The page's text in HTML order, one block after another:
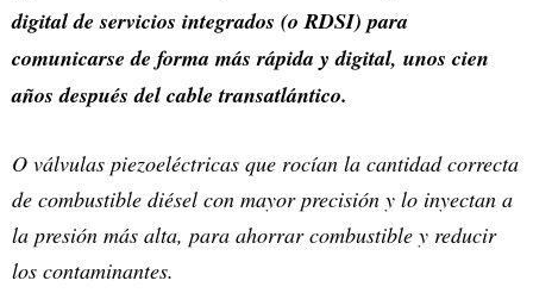
digital de servicios integrados (o RDSI) para
comunicarse de forma más rápida y digital, unos cien
años después del cable transatlántico.
O válvulas piezoeléctricas que rocían la cantidad correcta
de combustible diésel con mayor precisión y lo inyectan a
la presión más alta, para ahorrar combustible y reducir
los contaminantes.